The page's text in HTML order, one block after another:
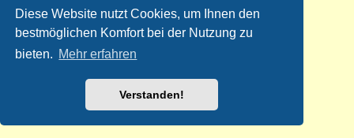
Diese Website nutzt Cookies, um Ihnen den
bestmöglichen Komfort bei der Nutzung zu
bieten. Mehr erfahren
Verstanden!